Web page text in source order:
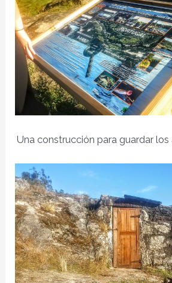
Una construcción para guardar los